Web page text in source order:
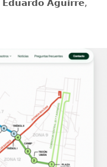
Eduardo Aguirre,